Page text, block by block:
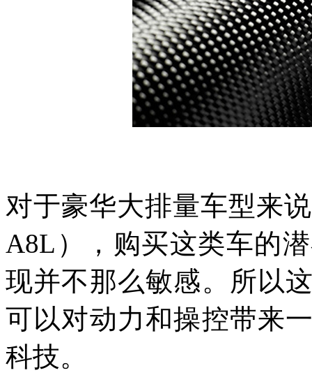
对于豪华大排量车型来
A8L），购买这类车的
现并不那么敏感。所以
可以对动力和操控带来
科技。